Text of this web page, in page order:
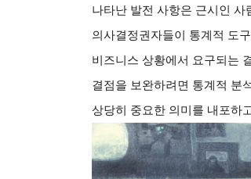
나타난 발전 사항은 근시인
의사결정권자들이 통계적 도
비즈니스 상황에서 요구되는
결점을 보완하려면 통계적 분
상당히 중요한 의미를 내포하